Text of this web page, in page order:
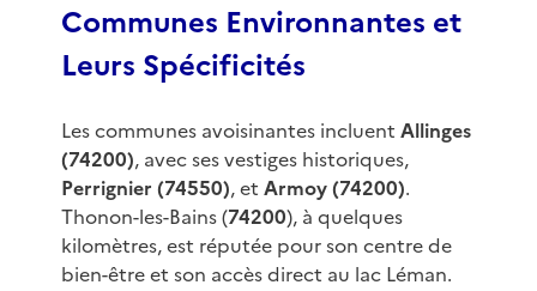
Communes Environnantes et
Leurs Spécificités
Les communes avoisinantes incluent Allinges
(74200), avec ses vestiges historiques,
Perrignier (74550), et Armoy (74200).
Thonon-les-Bains (74200), à quelques
kilomètres, est réputée pour son centre de
bien-être et son accès direct au lac Léman.